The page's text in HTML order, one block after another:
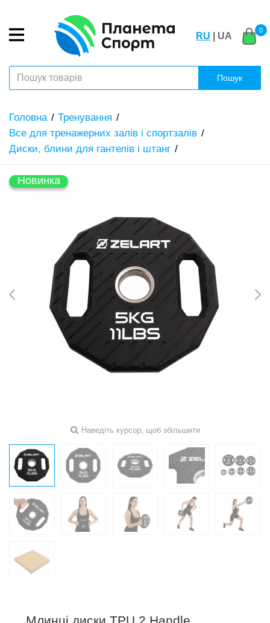
RU | UA
0
Пошук
Головна
Тренування
Все для тренажерних залів і спортзалів
Диски, блини для гантелів і штанг
Новинка
Наведіть курсор, щоб збільшити